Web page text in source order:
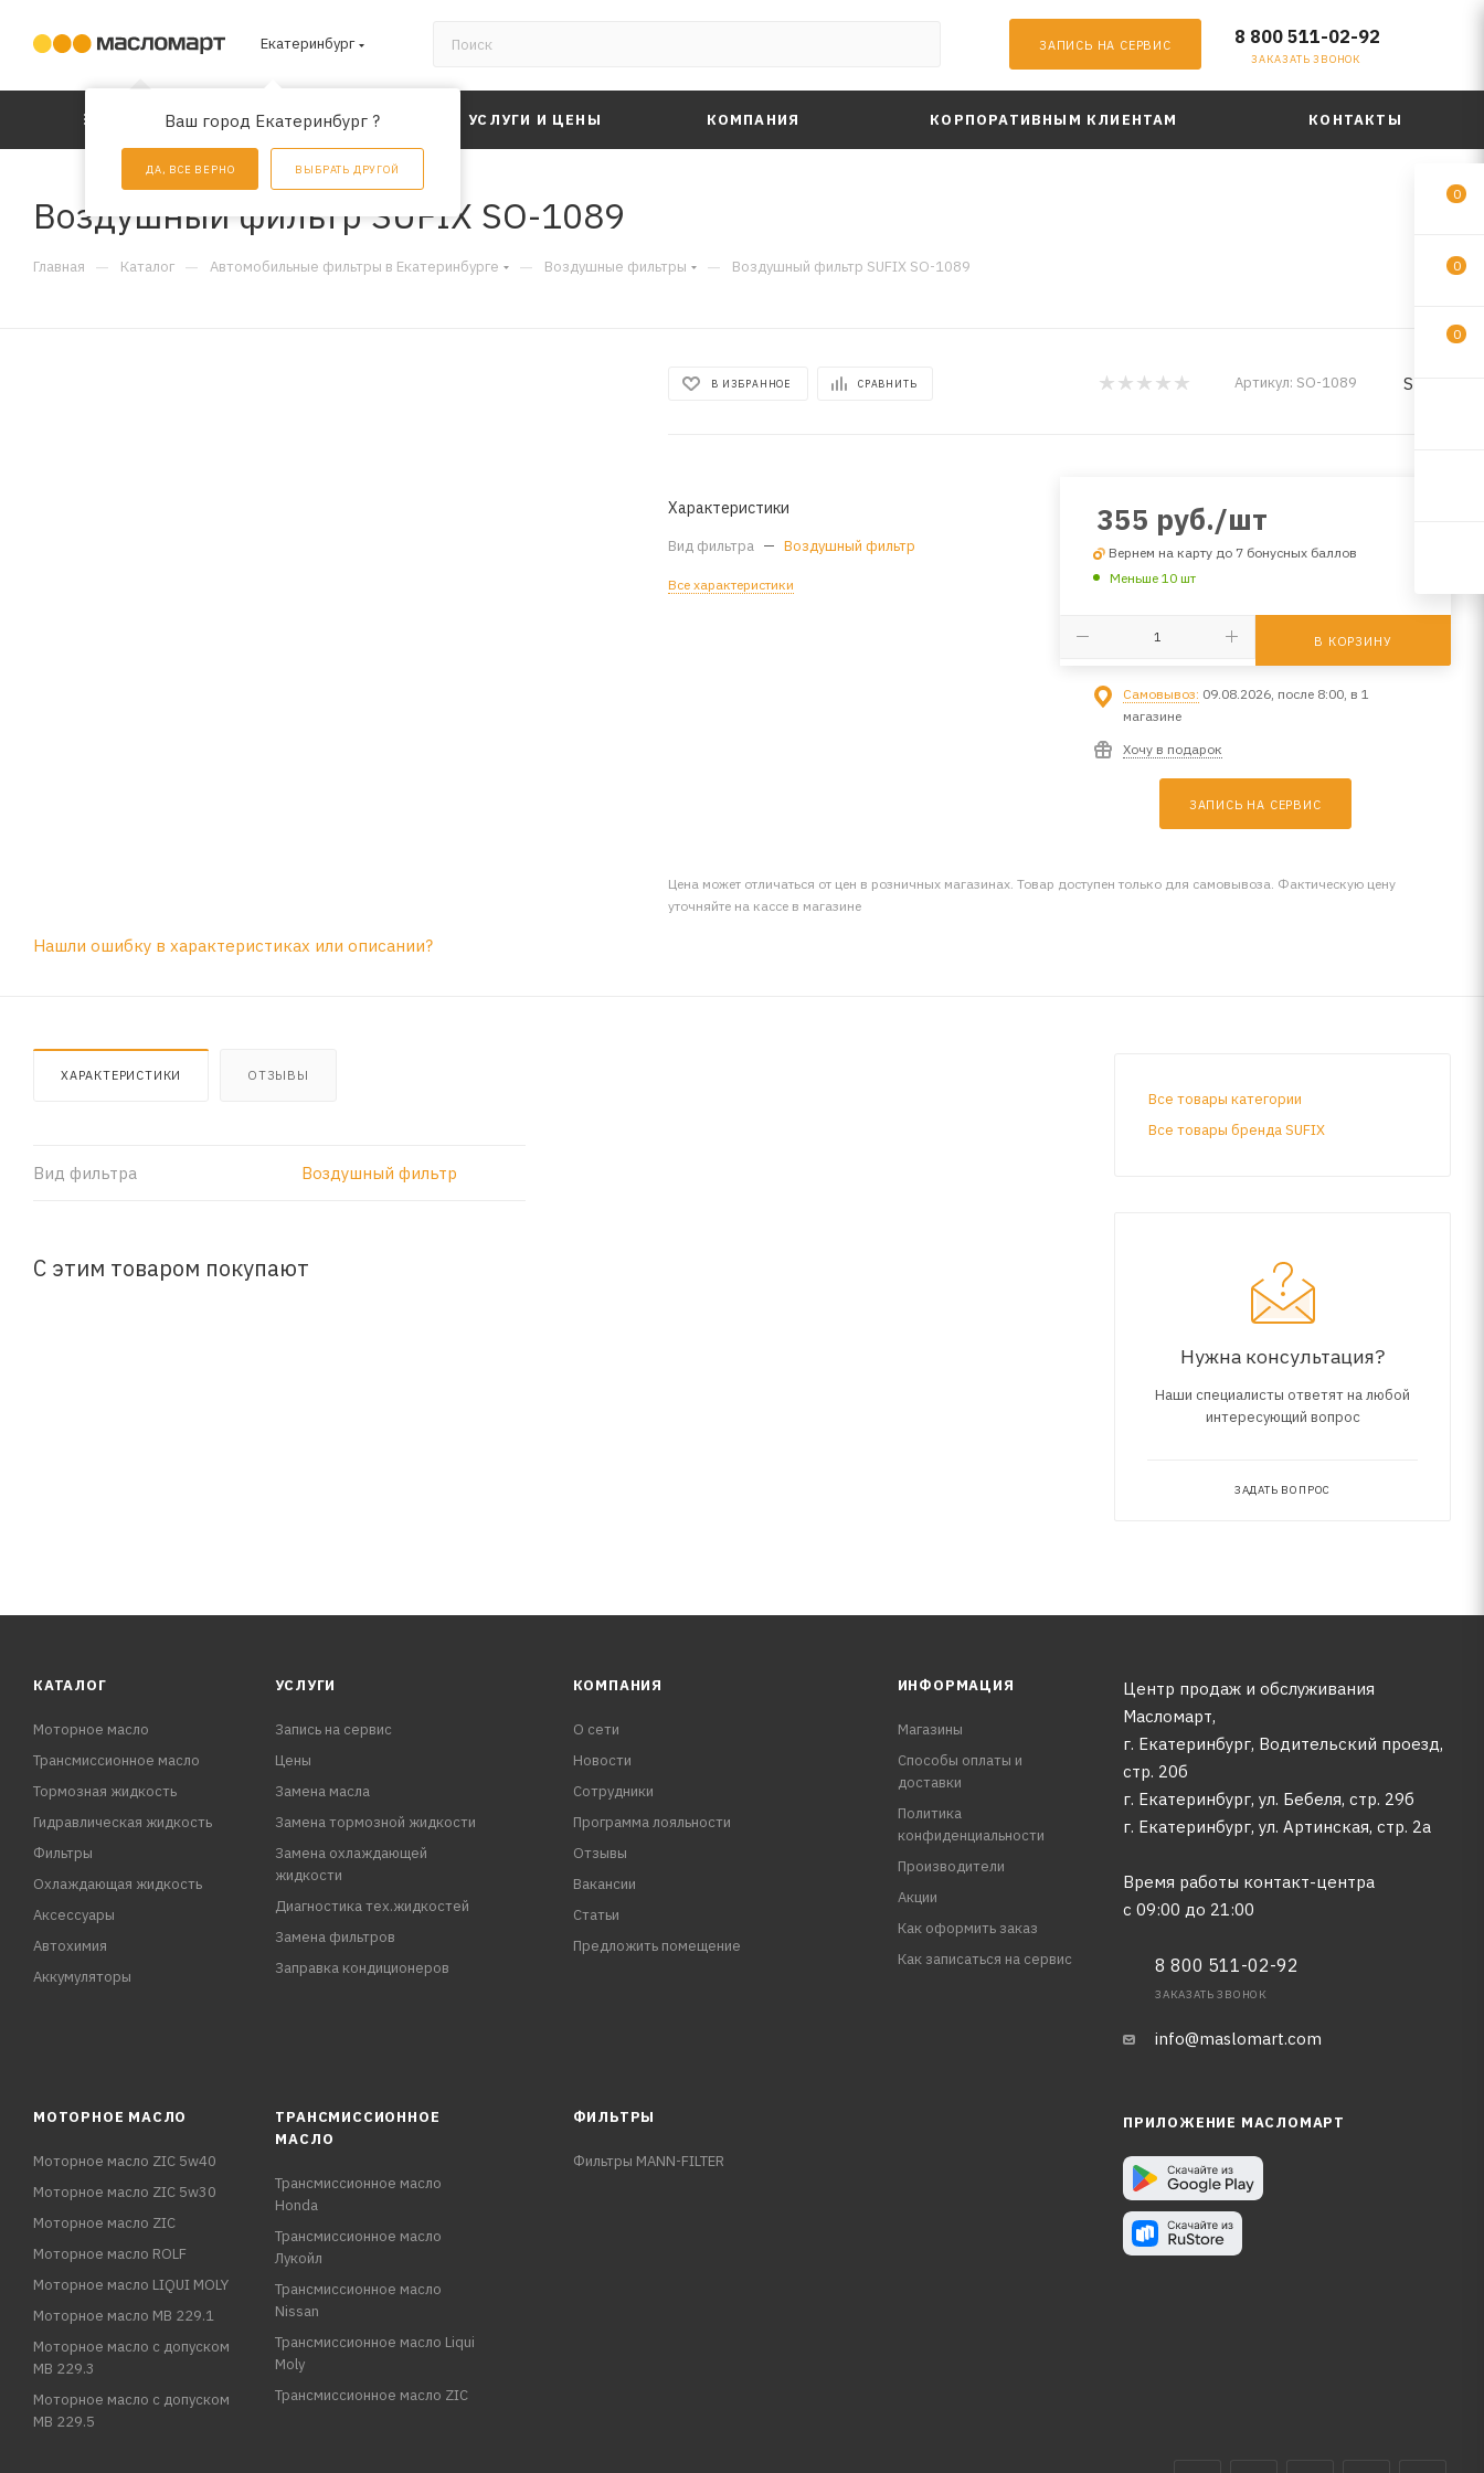
Екатеринбург
Ваш город Екатеринбург ?
ДА, ВСЕ ВЕРНО ВЫБРАТЬ ДРУГОЙ
ЗАПИСЬ НА СЕРВИС 8 800 511-02-92
ЗАКАЗАТЬ ЗВОНОК
КАТАЛОГ АКЦИИ УСЛУГИ И ЦЕНЫ КОМПАНИЯ КОРПОРАТИВНЫМ КЛИЕНТАМ КОНТАКТЫ
Воздушный фильтр SUFIX SO-1089
Главная — Каталог — Автомобильные фильтры в Екатеринбурге — Воздушные фильтры — Воздушный фильтр SUFIX SO-1089
В ИЗБРАННОЕ СРАВНИТЬ Артикул: SO-1089 SUFIX
Характеристики
Вид фильтра — Воздушный фильтр
Все характеристики
355 руб./шт
Вернем на карту до 7 бонусных баллов
Меньше 10 шт
В КОРЗИНУ
Самовывоз: 09.08.2026, после 8:00, в 1
магазине
Хочу в подарок
ЗАПИСЬ НА СЕРВИС
Цена может отличаться от цен в розничных магазинах. Товар доступен только для самовывоза. Фактическую цену
уточняйте на кассе в магазине
Нашли ошибку в характеристиках или описании?
ХАРАКТЕРИСТИКИ ОТЗЫВЫ
Вид фильтра Воздушный фильтр
С этим товаром покупают
Все товары категории
Все товары бренда SUFIX
Нужна консультация?
Наши специалисты ответят на любой
интересующий вопрос
ЗАДАТЬ ВОПРОС
КАТАЛОГ
Моторное масло
Трансмиссионное масло
Тормозная жидкость
Гидравлическая жидкость
Фильтры
Охлаждающая жидкость
Аксессуары
Автохимия
Аккумуляторы
УСЛУГИ
Запись на сервис
Цены
Замена масла
Замена тормозной жидкости
Замена охлаждающей
жидкости
Диагностика тех.жидкостей
Замена фильтров
Заправка кондиционеров
КОМПАНИЯ
О сети
Новости
Сотрудники
Программа лояльности
Отзывы
Вакансии
Статьи
Предложить помещение
ИНФОРМАЦИЯ
Магазины
Способы оплаты и
доставки
Политика
конфиденциальности
Производители
Акции
Как оформить заказ
Как записаться на сервис
Центр продаж и обслуживания
Масломарт,
г. Екатеринбург, Водительский проезд,
стр. 20б
г. Екатеринбург, ул. Бебеля, стр. 29б
г. Екатеринбург, ул. Артинская, стр. 2а
Время работы контакт-центра
с 09:00 до 21:00
8 800 511-02-92
ЗАКАЗАТЬ ЗВОНОК
info@maslomart.com
МОТОРНОЕ МАСЛО
Моторное масло ZIC 5w40
Моторное масло ZIC 5w30
Моторное масло ZIC
Моторное масло ROLF
Моторное масло LIQUI MOLY
Моторное масло MB 229.1
Моторное масло с допуском
MB 229.3
Моторное масло с допуском
MB 229.5
ТРАНСМИССИОННОЕ
МАСЛО
Трансмиссионное масло
Honda
Трансмиссионное масло
Лукойл
Трансмиссионное масло
Nissan
Трансмиссионное масло Liqui
Moly
Трансмиссионное масло ZIC
ФИЛЬТРЫ
Фильтры MANN-FILTER
ПРИЛОЖЕНИЕ МАСЛОМАРТ
0
0
0